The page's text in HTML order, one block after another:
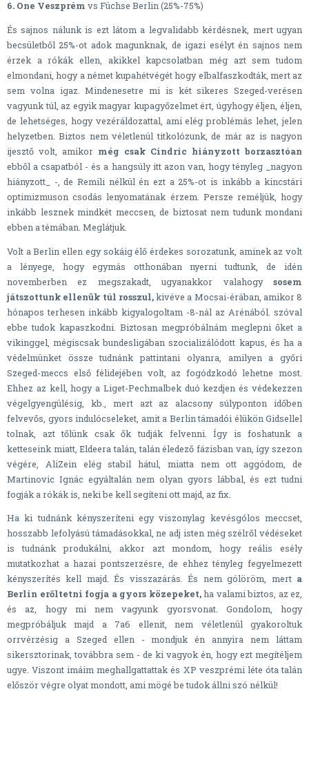
6. One Veszprém vs Füchse Berlin (25%-75%)
És sajnos nálunk is ezt látom a legvalidabb kérdésnek, mert ugyan
becsületből 25%-ot adok magunknak, de igazi esélyt én sajnos nem
érzek a rókák ellen, akikkel kapcsolatban még azt sem tudom
elmondani, hogy a német kupahétvégét hogy elbalfaszkodták, mert az
sem volna igaz. Mindenesetre mi is két sikeres Szeged-verésen
vagyunk túl, az egyik magyar kupagyőzelmet ért, úgyhogy éljen, éljen,
de lehetséges, hogy vezéráldozattal, ami elég problémás lehet, jelen
helyzetben. Biztos nem véletlenül titkolózunk, de már az is nagyon
ijesztő volt, amikor még csak Cindric hiányzott borzasztóan
ebből a csapatból - és a hangsúly itt azon van, hogy tényleg _nagyon
hiányzott_ -, de Remili nélkül én ezt a 25%-ot is inkább a kincstári
optimizmuson csodás lenyomatának érzem. Persze reméljük, hogy
inkább lesznek mindkét meccsen, de biztosat nem tudunk mondani
ebben a témában. Meglátjuk.
Volt a Berlin ellen egy sokáig élő érdekes sorozatunk, aminek az volt
a lényege, hogy egymás otthonában nyerni tudtunk, de idén
novemberben ez megszakadt, ugyanakkor valahogy sosem
játszottunk ellenük túl rosszul,kivéve a Mocsai-érában, amikor 8
hónapos terhesen inkább kigyalogoltam -8-nál az Arénából. szóval
ebbe tudok kapaszkodni. Biztosan megpróbálnám meglepni őket a
vikinggel, mégiscsak bundesligában szocializálódott kapus, és ha a
védelmünket össze tudnánk pattintani olyanra, amilyen a győri
Szeged-meccs első félidejében volt, az fogódzkodó lehetne most.
Ehhez az kell, hogy a Liget-Pechmalbek duó kezdjen és védekezzen
végelgyengülésig, kb., mert azt az alacsony súlyponton időben
felvevős, gyors indulócseleket, amit a Berlin támadói élükön Gidsellel
tolnak, azt tőlünk csak ők tudják felvenni. Így is foshatunk a
ketteseink miatt, Eldeera talán, talán éledező fázisban van, így szezon
végére, AliZein elég stabil hátul, miatta nem ott aggódom, de
Martinovic Ignác egyáltalán nem olyan gyors lábbal, és ezt tudni
fogják a rókák is, neki be kell segíteni ott majd, az fix.
Ha ki tudnánk kényszeríteni egy viszonylag kevésgólos meccset,
hosszabb lefolyású támadásokkal, ne adj isten még szélről védéseket
is tudnánk produkálni, akkor azt mondom, hogy reális esély
mutatkozhat a hazai pontszerzésre, de ehhez tényleg fegyelmezett
kényszerítés kell majd. És visszazárás. És nem gólöröm, mert a
Berlin erőltetni fogja a gyors közepeket,ha valami biztos, az ez,
és az, hogy mi nem vagyunk gyorsvonat. Gondolom, hogy
megpróbáljuk majd a 7a6 ellenit, nem véletlenül gyakoroltuk
orrvérzésig a Szeged ellen - mondjuk én annyira nem láttam
sikersztorinak, továbbra sem - de ki vagyok én, hogy ezt megítéljem
ugye. Viszont imáim meghallgattattak és XP veszprémi léte óta talán
először végre olyat mondott, ami mögé be tudok állni szó nélkül!